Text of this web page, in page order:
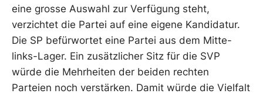
eine grosse Auswahl zur Verfügung steht,
verzichtet die Partei auf eine eigene Kandidatur.
Die SP befürwortet eine Partei aus dem Mitte-
links-Lager. Ein zusätzlicher Sitz für die SVP
würde die Mehrheiten der beiden rechten
Parteien noch verstärken. Damit würde die Vielfalt